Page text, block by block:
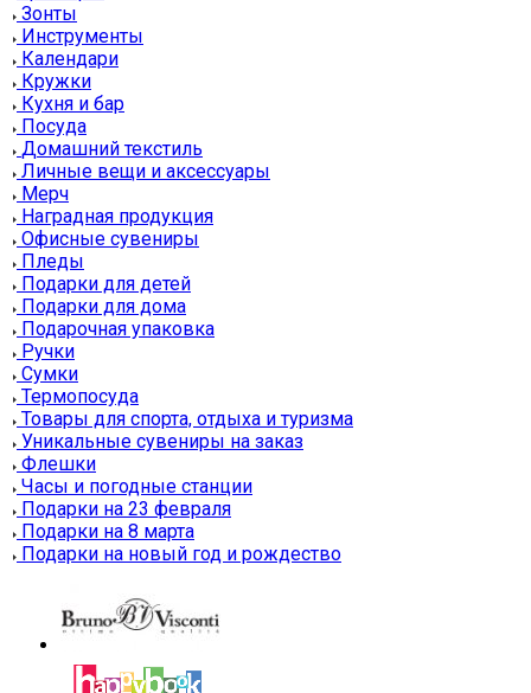
Зонты
Инструменты
Календари
Кружки
Кухня и бар
Посуда
Домашний текстиль
Личные вещи и аксессуары
Мерч
Наградная продукция
Офисные сувениры
Пледы
Подарки для детей
Подарки для дома
Подарочная упаковка
Ручки
Сумки
Термопосуда
Товары для спорта, отдыха и туризма
Уникальные сувениры на заказ
Флешки
Часы и погодные станции
Подарки на 23 февраля
Подарки на 8 марта
Подарки на новый год и рождество